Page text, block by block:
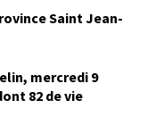
Saint Jean-
mercredi 9
82 de vie